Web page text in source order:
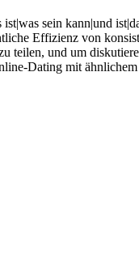
sein kann|und
Effizienz von
teilen, und um
Dating mit